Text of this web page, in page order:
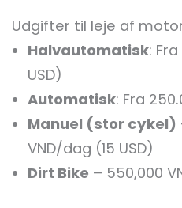
Udgifter til leje af
Halvautomatisk:
USD)
Automatisk: Fra
Manuel (stor cykel)
VND/dag (15 USD)
Dirt Bike – 550,000